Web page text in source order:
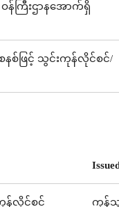
န်ကြီးဌာနအောက်ရှိ
စနစ်ဖြင့် သွင်းကုန်လိုင်စင်/
ကုန်လိုင်စင် ကုန်